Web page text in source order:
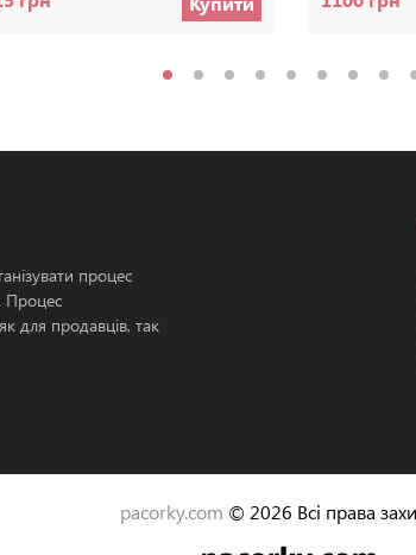
процес
Процес
для продавців, так
pacorky.com © 2026 Всі права